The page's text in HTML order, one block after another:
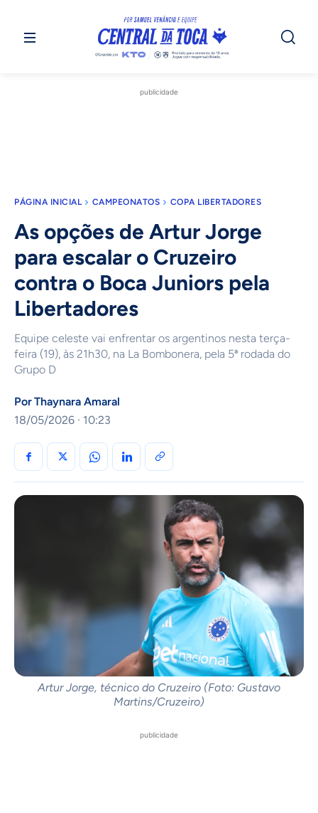
publicidade
PÁGINA INICIAL CAMPEONATOS COPA LIBERTADORES
As opções de Artur Jorge
para escalar o Cruzeiro
contra o Boca Juniors pela
Libertadores
Equipe celeste vai enfrentar os argentinos nesta terça-
feira (19), às 21h30, na La Bombonera, pela 5ª rodada do
Grupo D
PorThaynara Amaral
18/05/2026 · 10:23
Artur Jorge, técnico do Cruzeiro (Foto: Gustavo
Martins/Cruzeiro)
publicidade